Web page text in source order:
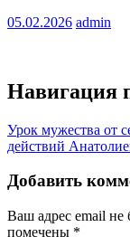
05.02.2026 admin
Навигация
Урок мужества от
действий
Добавить
Ваш адрес email не
помечены *